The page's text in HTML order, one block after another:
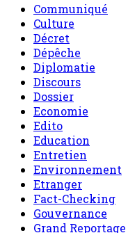
Communiqué
Culture
Décret
Dépêche
Diplomatie
Discours
Dossier
Economie
Edito
Education
Entretien
Environnement
Etranger
Fact-Checking
Gouvernance
Grand Reportage